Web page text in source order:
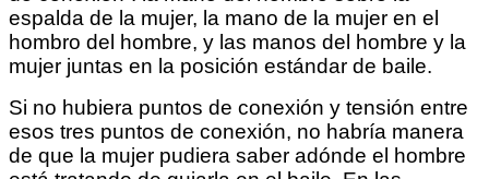
espalda de la mujer, la mano de la mujer en el
hombro del hombre, y las manos del hombre y la
mujer juntas en la posición estándar de baile.
Si no hubiera puntos de conexión y tensión entre
esos tres puntos de conexión, no habría manera
de que la mujer pudiera saber adónde el hombre